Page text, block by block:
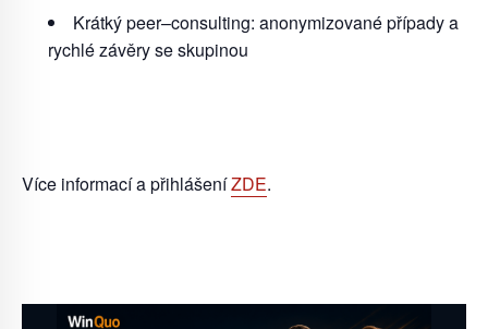
Krátký peer–consulting: anonymizované případy a
rychlé závěry se skupinou
Více informací a přihlášeníZDE.